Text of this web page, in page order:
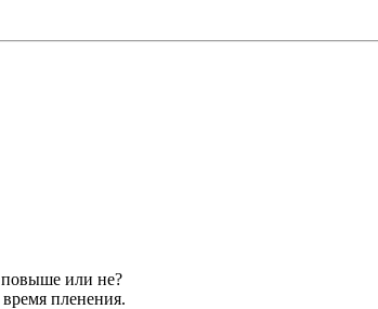
повыше или не?
пленения.